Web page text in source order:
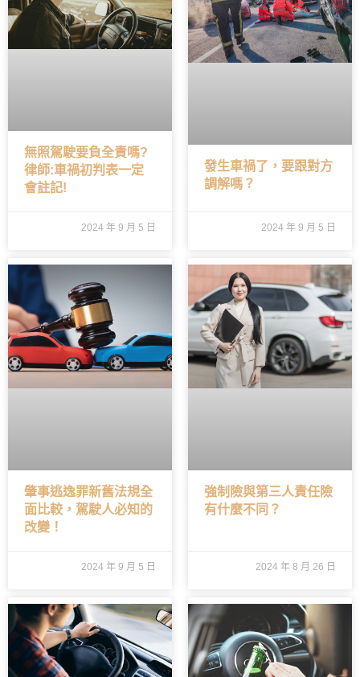
無照駕駛要負全責嗎?
律師:車禍初判表一定
會註記!
2024 年 9 月 5 日
發生車禍了，要跟對方
調解嗎？
2024 年 9 月 5 日
肇事逃逸罪新舊法規全
面比較，駕駛人必知的
改變！
2024 年 9 月 5 日
強制險與第三人責任險
有什麼不同？
2024 年 8 月 26 日